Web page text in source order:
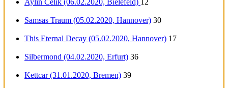
Samsas Traum (05.02.2020, Hannover) 30
This Eternal Decay (05.02.2020, Hannover) 17
Silbermond (04.02.2020, Erfurt) 36
Kettcar (31.01.2020, Bremen) 39